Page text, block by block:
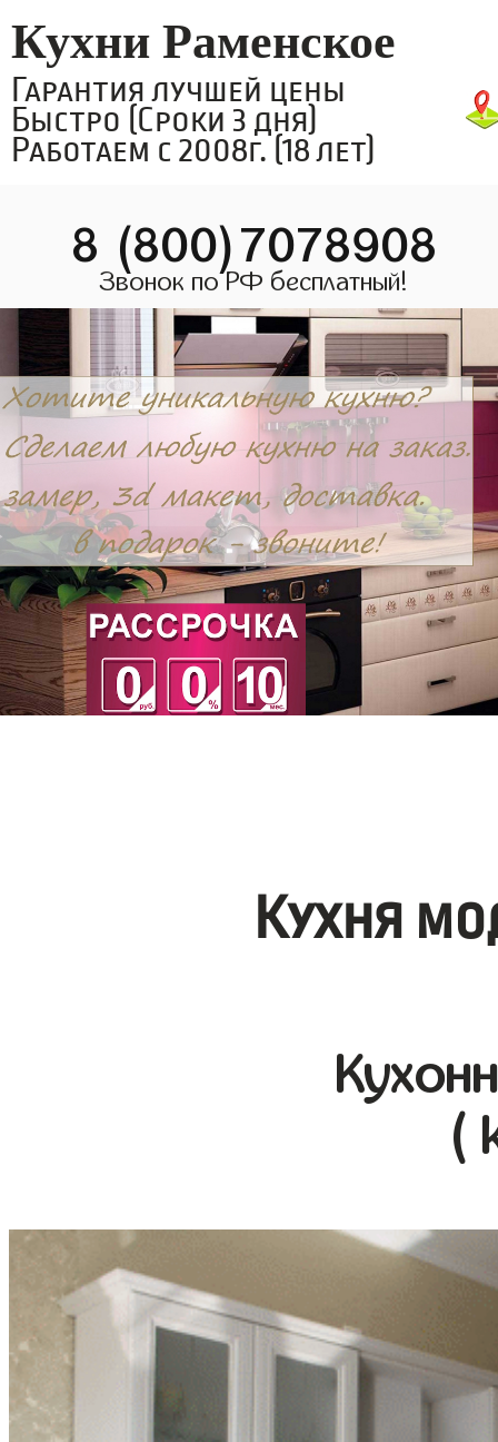
Кухни Раменское
Гарантия лучшей цены
Быстро (Сроки 3 дня)
Работаем с 2008г. (18 лет)
8 (800)7078908
Звонок по РФ бесплатный!
Кухня
(